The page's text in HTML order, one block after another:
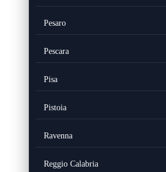
Pesaro
Pescara
Pisa
Pistoia
Ravenna
Reggio Calabria